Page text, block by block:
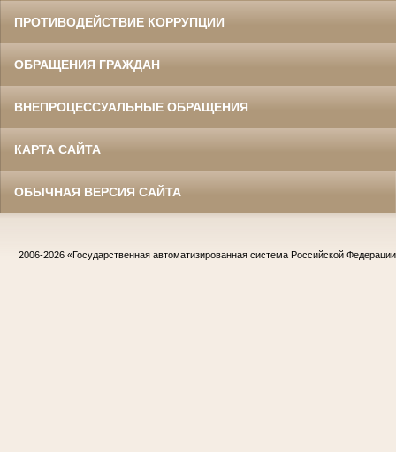
ПРОТИВОДЕЙСТВИЕ КОРРУПЦИИ
ОБРАЩЕНИЯ ГРАЖДАН
ВНЕПРОЦЕССУАЛЬНЫЕ ОБРАЩЕНИЯ
КАРТА САЙТА
ОБЫЧНАЯ ВЕРСИЯ САЙТА
2006-2026 «Государственная автоматизированная система Российской